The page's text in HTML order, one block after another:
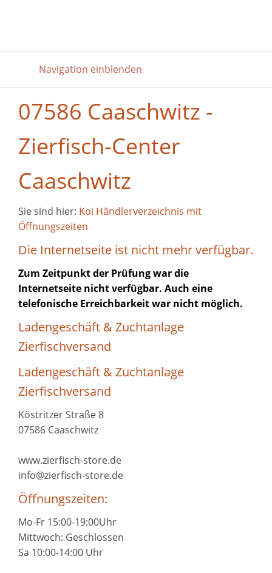
Navigation einblenden
07586 Caaschwitz -
Zierfisch-Center
Caaschwitz
Sie sind hier: Koi Händlerverzeichnis mit
Öffnungszeiten
Die Internetseite ist nicht mehr verfügbar.
Zum Zeitpunkt der Prüfung war die
Internetseite nicht verfügbar. Auch eine
telefonische Erreichbarkeit war nicht möglich.
Ladengeschäft & Zuchtanlage
Zierfischversand
Ladengeschäft & Zuchtanlage
Zierfischversand
Köstritzer Straße 8
07586 Caaschwitz
www.zierfisch-store.de
info@zierfisch-store.de
Öffnungszeiten:
Mo-Fr 15:00-19:00Uhr
Mittwoch: Geschlossen
Sa 10:00-14:00 Uhr